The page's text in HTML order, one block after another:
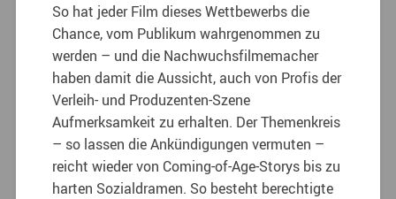
So hat jeder Film dieses Wettbewerbs die
Chance, vom Publikum wahrgenommen zu
werden – und die Nachwuchsfilmemacher
haben damit die Aussicht, auch von Profis der
Verleih- und Produzenten-Szene
Aufmerksamkeit zu erhalten. Der Themenkreis
– so lassen die Ankündigungen vermuten –
reicht wieder von Coming-of-Age-Storys bis zu
harten Sozialdramen. So besteht berechtigte